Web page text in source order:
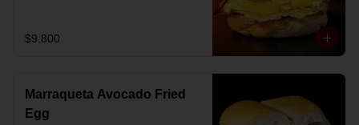
partir el día en modo desayuno buffet.
$9.800
Marraqueta Avocado Fried
Egg